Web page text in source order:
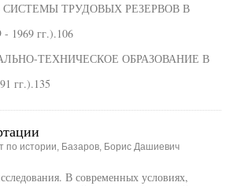
СИСТЕМЫ ТРУДОВЫХ РЕЗЕРВОВ В
1969 гг.).106
ТЕХНИЧЕСКОЕ ОБРАЗОВАНИЕ В
гг.).135
по истории, Базаров, Борис Дашиевич
В современных условиях,